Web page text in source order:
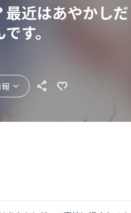
近はあやかしだ
す。